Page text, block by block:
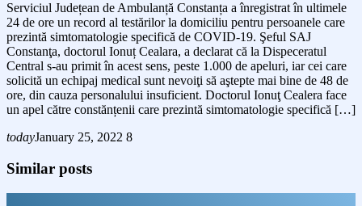
Serviciul Județean de Ambulanță Constanța a înregistrat în ultimele
24 de ore un record al testărilor la domiciliu pentru persoanele care
prezintă simtomatologie specifică de COVID-19. Şeful SAJ
Constanţa, doctorul Ionuț Cealara, a declarat că la Dispeceratul
Central s-au primit în acest sens, peste 1.000 de apeluri, iar cei care
solicită un echipaj medical sunt nevoiţi să aştepte mai bine de 48 de
ore, din cauza personalului insuficient. Doctorul Ionuţ Cealera face
un apel către constănțenii care prezintă simtomatologie specifică […]
todayJanuary 25, 2022 8
Similar posts